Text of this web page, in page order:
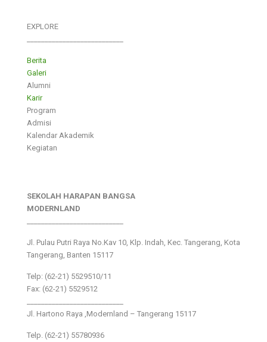
EXPLORE
Berita
Galeri
Alumni
Karir
Program
Admisi
Kalendar Akademik
Kegiatan
SEKOLAH HARAPAN BANGSA
MODERNLAND
Jl. Pulau Putri Raya No.Kav 10, Klp. Indah, Kec. Tangerang, Kota
Tangerang, Banten 15117
Telp: (62-21) 5529510/11
Fax: (62-21) 5529512
Jl. Hartono Raya ,Modernland – Tangerang 15117
Telp. (62-21) 55780936